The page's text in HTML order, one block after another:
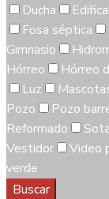
Ducha
Fosa séptica
Gimnasio
Hórreo
Hórreo
Luz
Pozo
Pozo
Reformado
Vestidor
Video
verde
Buscar